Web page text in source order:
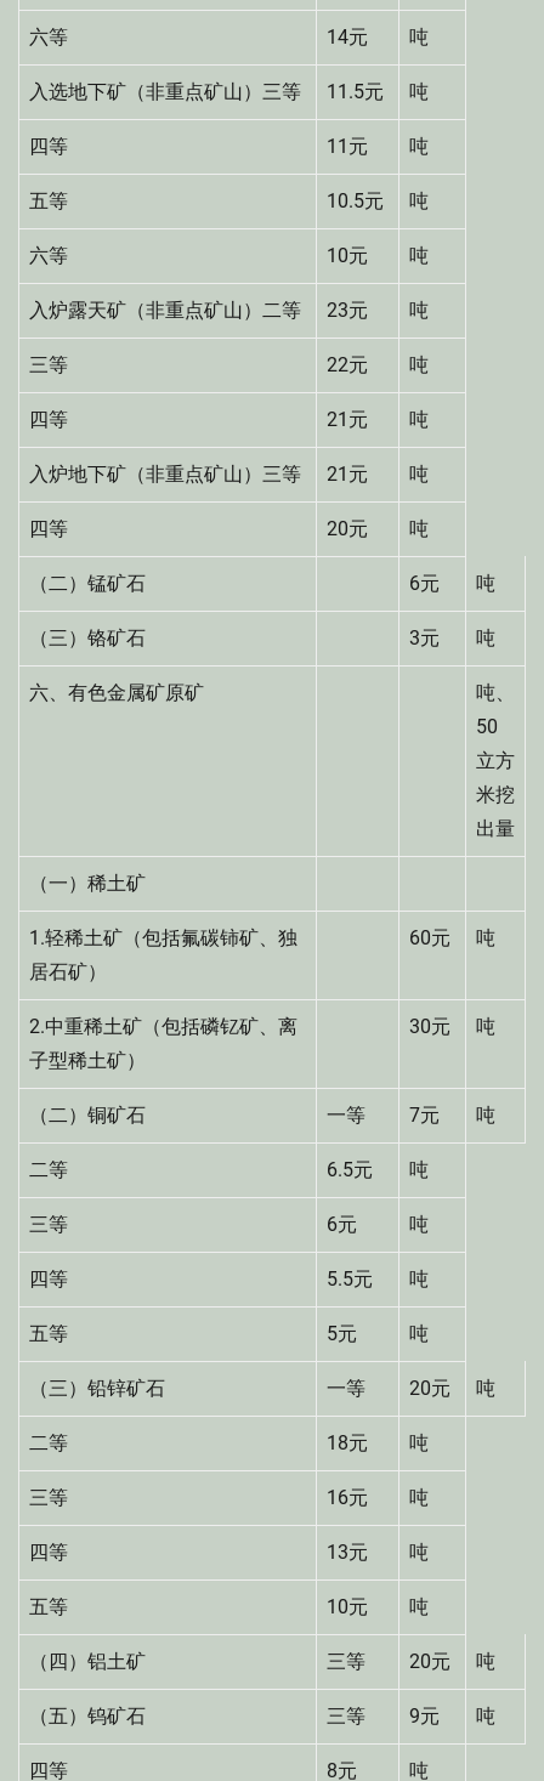
六等 14元 吨
入选地下矿（非重点矿山）三等 11.5元 吨
四等 11元 吨
五等 10.5元 吨
六等 10元 吨
入炉露天矿（非重点矿山）二等 23元 吨
三等 22元 吨
四等 21元 吨
入炉地下矿（非重点矿山）三等 21元 吨
四等 20元 吨
（二）锰矿石 6元 吨
（三）铬矿石 3元 吨
六、有色金属矿原矿
吨、
50
立方
米挖
出量
（一）稀土矿
1.轻稀土矿（包括氟碳铈矿、独
居石矿）
60元 吨
2.中重稀土矿（包括磷钇矿、离
子型稀土矿）
30元 吨
（二）铜矿石 一等 7元 吨
二等 6.5元 吨
三等 6元 吨
四等 5.5元 吨
五等 5元 吨
（三）铅锌矿石 一等 20元 吨
二等 18元 吨
三等 16元 吨
四等 13元 吨
五等 10元 吨
（四）铝土矿 三等 20元 吨
（五）钨矿石 三等 9元 吨
四等 8元 吨